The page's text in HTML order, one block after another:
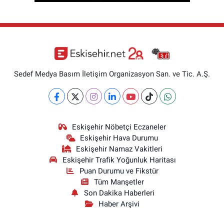
Sedef Medya Basım İletişim Organizasyon San. ve Tic. A.Ş.
Eskişehir Nöbetçi Eczaneler
Eskişehir Hava Durumu
Eskişehir Namaz Vakitleri
Eskişehir Trafik Yoğunluk Haritası
Puan Durumu ve Fikstür
Tüm Manşetler
Son Dakika Haberleri
Haber Arşivi